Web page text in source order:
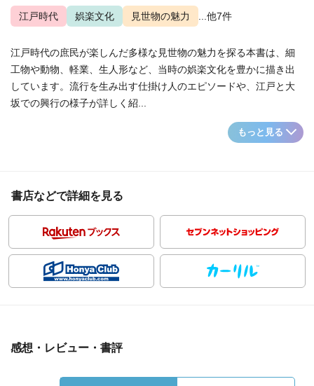
江戸時代 娯楽文化 見世物の魅力 ...他7件
江戸時代の庶民が楽しんだ多様な見世物の魅力を探る本書は、細
工物や動物、軽業、生人形など、当時の娯楽文化を豊かに描き出
しています。流行を生み出す仕掛け人のエピソードや、江戸と大
坂での興行の様子が詳しく紹...
もっと見る
書店などで詳細を見る
感想・レビュー・書評